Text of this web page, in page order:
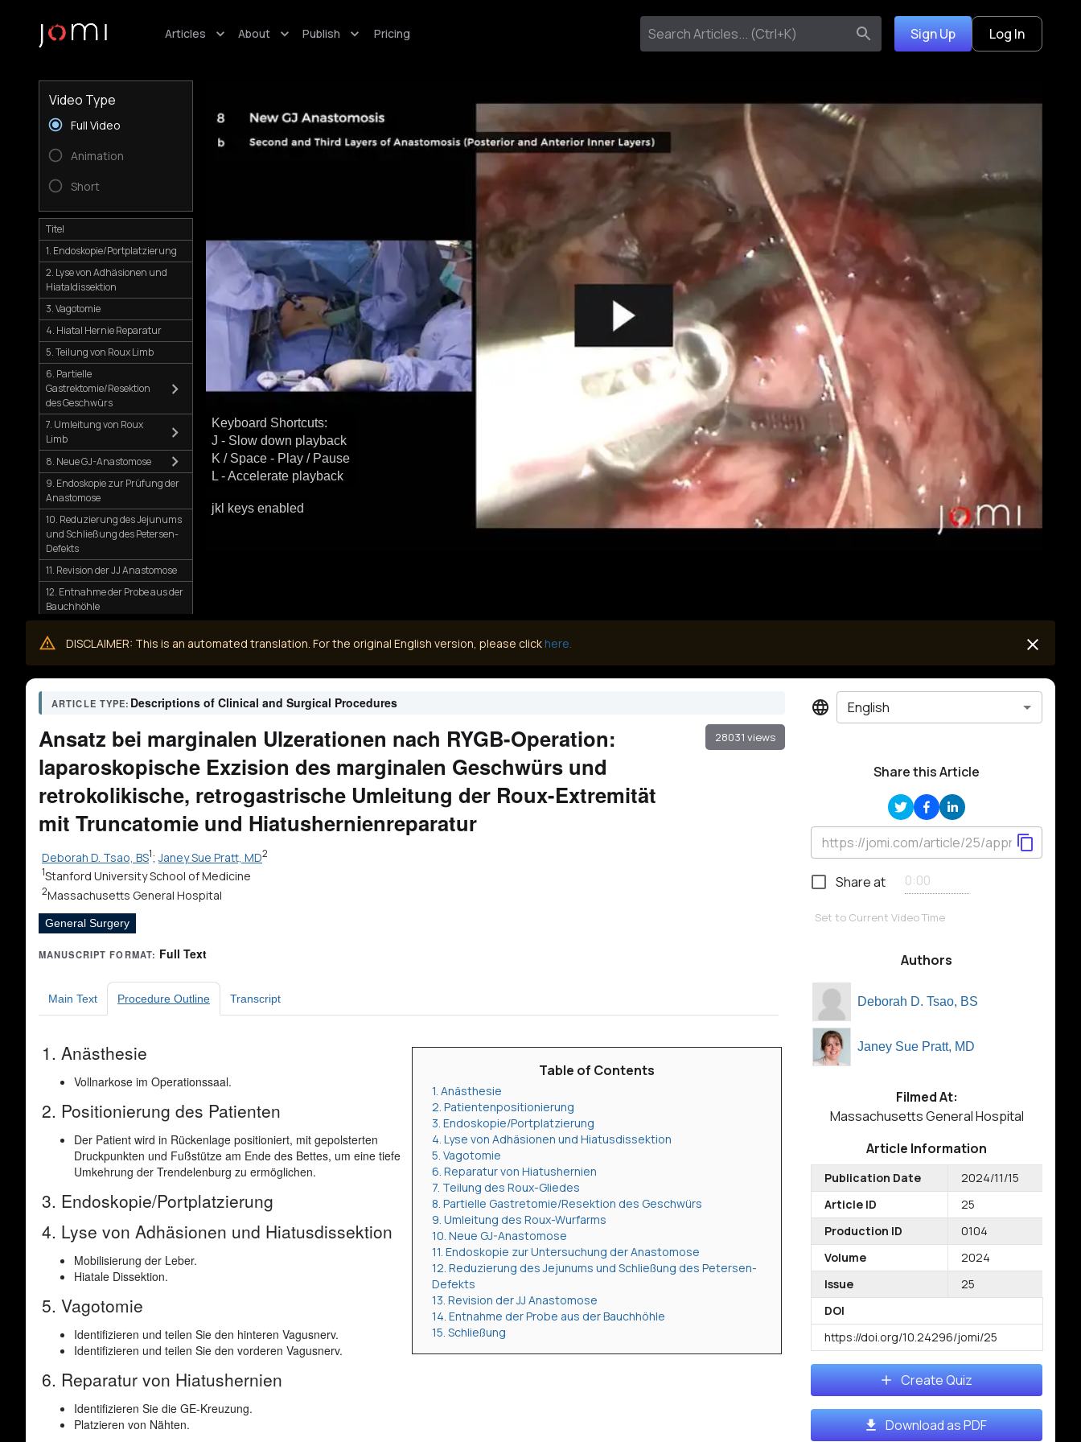
Articles About Publish Pricing Sign Up Log In
jkl keys enabled
Keyboard Shortcuts:
J - Slow down playback
K / Space - Play / Pause
L - Accelerate playback
Video Type
Full Video
Animation
Short
Titel
1. Endoskopie/Portplatzierung
2. Lyse von Adhäsionen und
Hiataldissektion
3. Vagotomie
4. Hiatal Hernie Reparatur
5. Teilung von Roux Limb
6. Partielle
Gastrektomie/Resektion
des Geschwürs
7. Umleitung von Roux
Limb
8. Neue GJ-Anastomose
9. Endoskopie zur Prüfung der
Anastomose
10. Reduzierung des Jejunums
und Schließung des Petersen-
Defekts
11. Revision der JJ Anastomose
12. Entnahme der Probe aus der
Bauchhöhle
DISCLAIMER: This is an automated translation. For the original English version, please click here.
ARTICLE TYPE: Descriptions of Clinical and Surgical Procedures
Ansatz bei marginalen Ulzerationen nach RYGB-Operation:
laparoskopische Exzision des marginalen Geschwürs und
retrokolikische, retrogastrische Umleitung der Roux-Extremität
mit Truncatomie und Hiatushernienreparatur
28031 views
Deborah D. Tsao, BS1;Janey Sue Pratt, MD2
1Stanford University School of Medicine
2Massachusetts General Hospital
General Surgery
MANUSCRIPT FORMAT: Full Text
Main Text Procedure Outline Transcript
Table of Contents
1. Anästhesie
2. Patientenpositionierung
3. Endoskopie/Portplatzierung
4. Lyse von Adhäsionen und Hiatusdissektion
5. Vagotomie
6. Reparatur von Hiatushernien
7. Teilung des Roux-Gliedes
8. Partielle Gastretomie/Resektion des Geschwürs
9. Umleitung des Roux-Wurfarms
10. Neue GJ-Anastomose
11. Endoskopie zur Untersuchung der Anastomose
12. Reduzierung des Jejunums und Schließung des Petersen-
Defekts
13. Revision der JJ Anastomose
14. Entnahme der Probe aus der Bauchhöhle
15. Schließung
1. Anästhesie
Vollnarkose im Operationssaal.
2. Positionierung des Patienten
Der Patient wird in Rückenlage positioniert, mit gepolsterten
Druckpunkten und Fußstütze am Ende des Bettes, um eine tiefe
Umkehrung der Trendelenburg zu ermöglichen.
3. Endoskopie/Portplatzierung
4. Lyse von Adhäsionen und Hiatusdissektion
Mobilisierung der Leber.
Hiatale Dissektion.
5. Vagotomie
Identifizieren und teilen Sie den hinteren Vagusnerv.
Identifizieren und teilen Sie den vorderen Vagusnerv.
6. Reparatur von Hiatushernien
Identifizieren Sie die GE-Kreuzung.
Platzieren von Nähten.
English
Share this Article
Share at
Set to Current Video Time
Authors
Deborah D. Tsao, BS
Janey Sue Pratt, MD
Filmed At:
Massachusetts General Hospital
Article Information
Publication Date
2024/11/15
Article ID
25
Production ID
0104
Volume
2024
Issue
25
DOI
https://doi.org/10.24296/jomi/25
Create Quiz
Download as PDF